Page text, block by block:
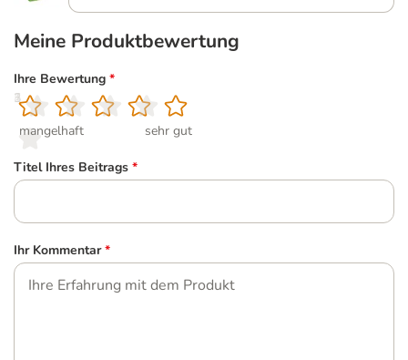
Meine Produktbewertung
Ihre Bewertung *
1
mangelhaft
2
3
4
5
sehr gut
Titel Ihres Beitrags *
Ihr Kommentar *